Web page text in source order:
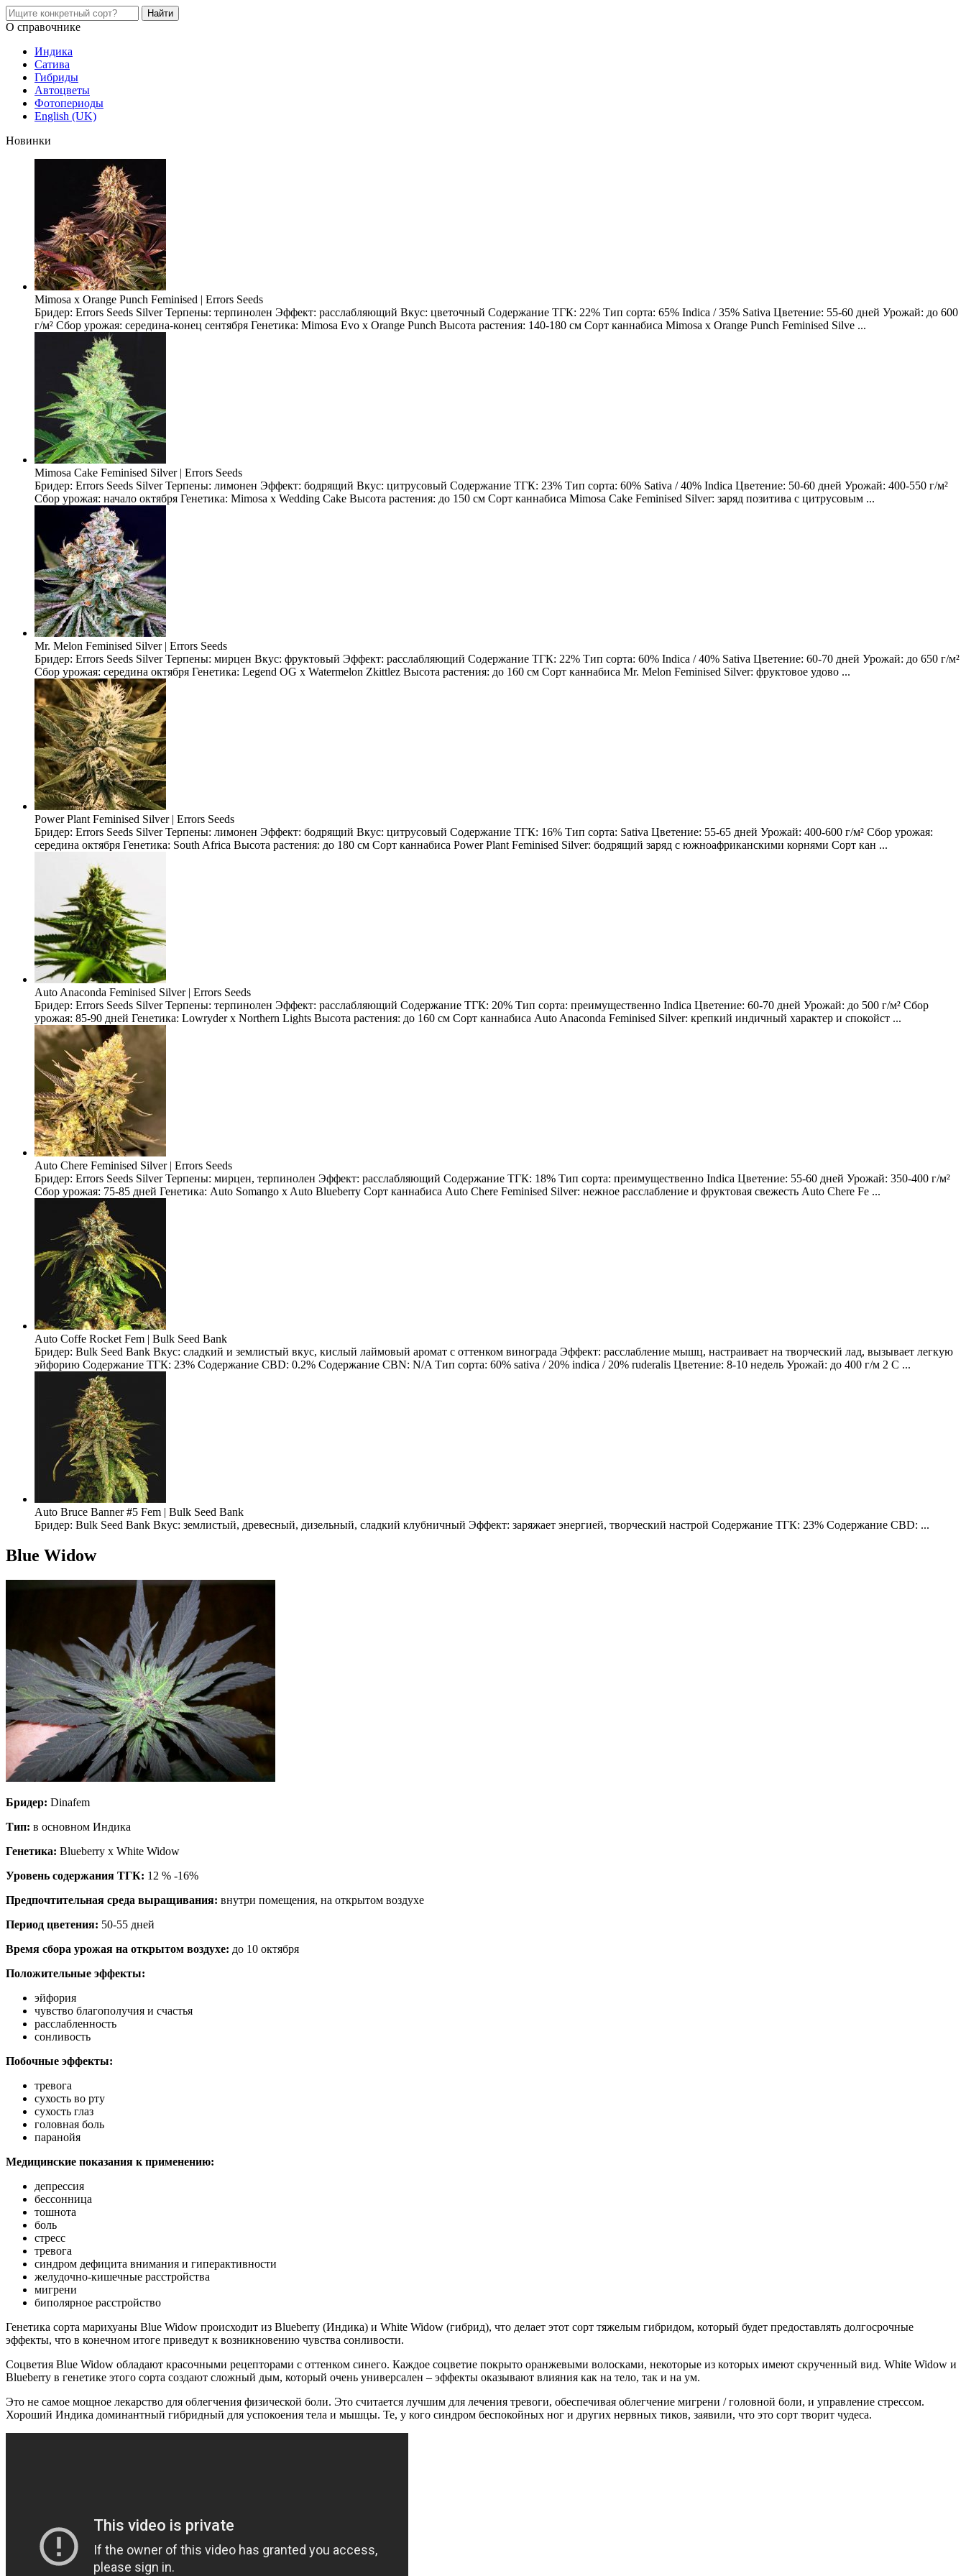
О справочнике
Индика
Сатива
Гибриды
Автоцветы
Фотопериоды
English (UK)
Новинки
Mimosa x Orange Punch Feminised | Errors Seeds
Бридер: Errors Seeds Silver Терпены: терпинолен Эффект: расслабляющий Вкус: цветочный Содержание ТГК: 22% Тип сорта: 65% Indica / 35% Sativa Цветение: 55-60 дней Урожай: до 600
г/м² Сбор урожая: середина-конец сентября Генетика: Mimosa Evo x Orange Punch Высота растения: 140-180 см Сорт каннабиса Mimosa x Orange Punch Feminised Silve ...
Mimosa Cake Feminised Silver | Errors Seeds
Бридер: Errors Seeds Silver Терпены: лимонен Эффект: бодрящий Вкус: цитрусовый Содержание ТГК: 23% Тип сорта: 60% Sativa / 40% Indica Цветение: 50-60 дней Урожай: 400-550 г/м²
Сбор урожая: начало октября Генетика: Mimosa x Wedding Cake Высота растения: до 150 см Сорт каннабиса Mimosa Cake Feminised Silver: заряд позитива с цитрусовым ...
Mr. Melon Feminised Silver | Errors Seeds
Бридер: Errors Seeds Silver Терпены: мирцен Вкус: фруктовый Эффект: расслабляющий Содержание ТГК: 22% Тип сорта: 60% Indica / 40% Sativa Цветение: 60-70 дней Урожай: до 650 г/м²
Сбор урожая: середина октября Генетика: Legend OG x Watermelon Zkittlez Высота растения: до 160 см Сорт каннабиса Mr. Melon Feminised Silver: фруктовое удово ...
Power Plant Feminised Silver | Errors Seeds
Бридер: Errors Seeds Silver Терпены: лимонен Эффект: бодрящий Вкус: цитрусовый Содержание ТГК: 16% Тип сорта: Sativa Цветение: 55-65 дней Урожай: 400-600 г/м² Сбор урожая:
середина октября Генетика: South Africa Высота растения: до 180 см Сорт каннабиса Power Plant Feminised Silver: бодрящий заряд с южноафриканскими корнями Сорт кан ...
Auto Anaconda Feminised Silver | Errors Seeds
Бридер: Errors Seeds Silver Терпены: терпинолен Эффект: расслабляющий Содержание ТГК: 20% Тип сорта: преимущественно Indica Цветение: 60-70 дней Урожай: до 500 г/м² Сбор
урожая: 85-90 дней Генетика: Lowryder x Northern Lights Высота растения: до 160 см Сорт каннабиса Auto Anaconda Feminised Silver: крепкий индичный характер и спокойст ...
Auto Chere Feminised Silver | Errors Seeds
Бридер: Errors Seeds Silver Терпены: мирцен, терпинолен Эффект: расслабляющий Содержание ТГК: 18% Тип сорта: преимущественно Indica Цветение: 55-60 дней Урожай: 350-400 г/м²
Сбор урожая: 75-85 дней Генетика: Auto Somango x Auto Blueberry Сорт каннабиса Auto Chere Feminised Silver: нежное расслабление и фруктовая свежесть Auto Chere Fe ...
Auto Coffe Rocket Fem | Bulk Seed Bank
Бридер: Bulk Seed Bank Вкус: сладкий и землистый вкус, кислый лаймовый аромат с оттенком винограда Эффект: расслабление мышц, настраивает на творческий лад, вызывает легкую
эйфорию Содержание ТГК: 23% Содержание CBD: 0.2% Содержание CBN: N/A Тип сорта: 60% sativa / 20% indica / 20% ruderalis Цветение: 8-10 недель Урожай: до 400 г/м 2 С ...
Auto Bruce Banner #5 Fem | Bulk Seed Bank
Бридер: Bulk Seed Bank Вкус: землистый, древесный, дизельный, сладкий клубничный Эффект: заряжает энергией, творческий настрой Содержание ТГК: 23% Содержание CBD: ...
Blue Widow
Бридер: Dinafem
Тип: в основном Индика
Генетика: Blueberry x White Widow
Уровень содержания ТГК: 12 % -16%
Предпочтительная среда выращивания: внутри помещения, на открытом воздухе
Период цветения: 50-55 дней
Время сбора урожая на открытом воздухе: до 10 октября
Положительные эффекты:
эйфория
чувство благополучия и счастья
расслабленность
сонливость
Побочные эффекты:
тревога
сухость во рту
сухость глаз
головная боль
паранойя
Медицинские показания к применению:
депрессия
бессонница
тошнота
боль
стресс
тревога
синдром дефицита внимания и гиперактивности
желудочно-кишечные расстройства
мигрени
биполярное расстройство
Генетика сорта марихуаны Blue Widow происходит из Blueberry (Индика) и White Widow (гибрид), что делает этот сорт тяжелым гибридом, который будет предоставлять долгосрочные
эффекты, что в конечном итоге приведут к возникновению чувства сонливости.
Соцветия Blue Widow обладают красочными рецепторами с оттенком синего. Каждое соцветие покрыто оранжевыми волосками, некоторые из которых имеют скрученный вид. White Widow и
Blueberry в генетике этого сорта создают сложный дым, который очень универсален – эффекты оказывают влияния как на тело, так и на ум.
Это не самое мощное лекарство для облегчения физической боли. Это считается лучшим для лечения тревоги, обеспечивая облегчение мигрени / головной боли, и управление стрессом.
Хороший Индика доминантный гибридный для успокоения тела и мышцы. Те, у кого синдром беспокойных ног и других нервных тиков, заявили, что это сорт творит чудеса.